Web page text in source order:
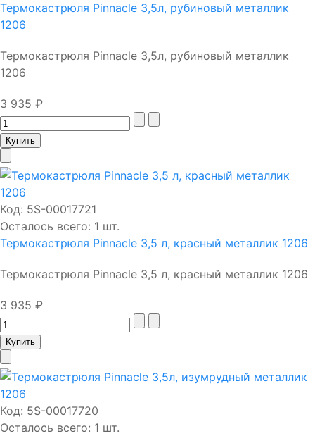
Термокастрюля Pinnacle 3,5л, рубиновый металлик
1206
Термокастрюля Pinnacle 3,5л, рубиновый металлик
1206
3 935 ₽
Код: 5S-00017721
Осталось всего: 1 шт.
Термокастрюля Pinnacle 3,5 л, красный металлик 1206
Термокастрюля Pinnacle 3,5 л, красный металлик 1206
3 935 ₽
Код: 5S-00017720
Осталось всего: 1 шт.